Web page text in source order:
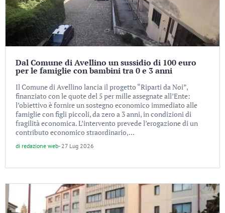
Dal Comune di Avellino un sussidio di 100 euro
per le famiglie con bambini tra 0 e 3 anni
Il Comune di Avellino lancia il progetto “Riparti da Noi”,
finanziato con le quote del 5 per mille assegnate all’Ente:
l’obiettivo è fornire un sostegno economico immediato alle
famiglie con figli piccoli, da zero a 3 anni, in condizioni di
fragilità economica. L’intervento prevede l’erogazione di un
contributo economico straordinario,...
di redazione web- 27 Lug 2026